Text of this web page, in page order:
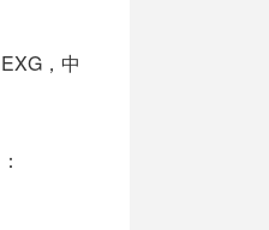
，中